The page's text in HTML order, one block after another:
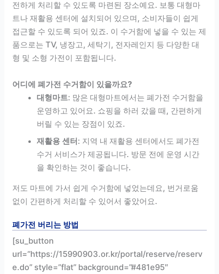
전하게 처리할 수 있도록 마련된 장소예요. 보통 대형마
트나 재활용 센터에 설치되어 있으며, 소비자들이 쉽게
접근할 수 있도록 되어 있죠. 이 수거함에 넣을 수 있는 제
품으로는 TV, 냉장고, 세탁기, 전자레인지 등 다양한 대
형 및 소형 가전이 포함됩니다.
어디에 폐가전 수거함이 있을까요?
대형마트: 많은 대형마트에서는 폐가전 수거함을
운영하고 있어요. 쇼핑을 하러 갔을 때, 간편하게
버릴 수 있는 장점이 있죠.
재활용 센터: 지역 내 재활용 센터에서도 폐가전
수거 서비스가 제공됩니다. 방문 전에 운영 시간
을 확인하는 것이 좋습니다.
저도 마트에 가서 쉽게 수거함에 넣었는데요, 번거로움
없이 간편하게 처리할 수 있어서 좋았어요.
폐가전 버리는 방법
[su_button
url=”https://15990903.or.kr/portal/reserve/reserv
e.do” style=”flat” background=”#481e95″